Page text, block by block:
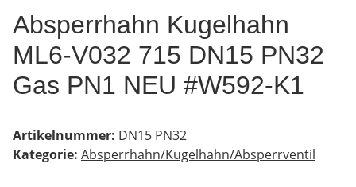
Absperrhahn Kugelhahn
ML6-V032 715 DN15 PN32
Gas PN1 NEU #W592-K1
Artikelnummer: DN15 PN32
Kategorie: Absperrhahn/Kugelhahn/Absperrventil